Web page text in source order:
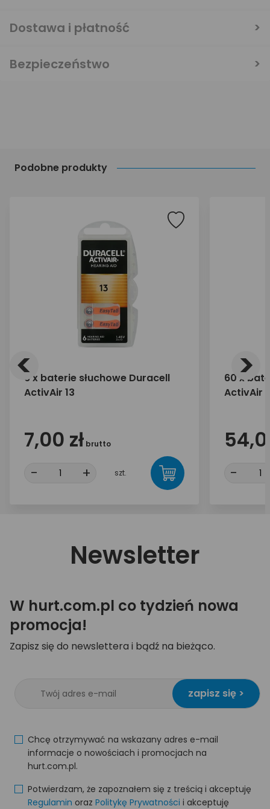
Podobne produkty
6 x baterie słuchowe Duracell
ActivAir 13
7,00 zł brutto
- + szt.
60 x
ActivAir
-
< >
Dostawa i płatność
Bezpieczeństwo
Newsletter
W hurt.com.pl co tydzień nowa
promocja!
Zapisz się do newslettera i bądź na bieżąco.
zapisz się >
Chcę otrzymywać na wskazany adres e-mail
informacje o nowościach i promocjach na
hurt.com.pl.
Potwierdzam, że zapoznałem się z treścią i akceptuję
Regulamin oraz Politykę Prywatności i akceptuję